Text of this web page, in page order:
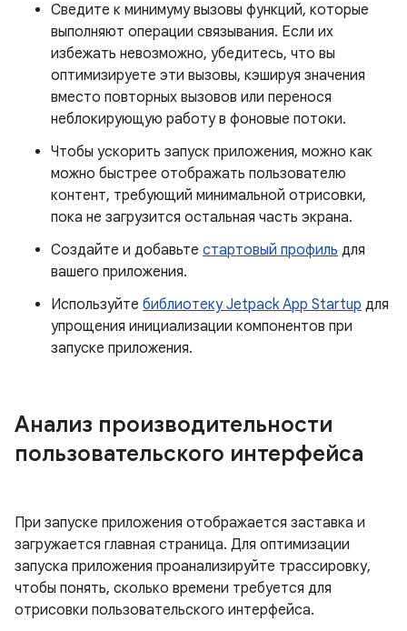
Сведите к минимуму вызовы функций, которые
выполняют операции связывания. Если их
избежать невозможно, убедитесь, что вы
оптимизируете эти вызовы, кэшируя значения
вместо повторных вызовов или перенося
неблокирующую работу в фоновые потоки.
Чтобы ускорить запуск приложения, можно как
можно быстрее отображать пользователю
контент, требующий минимальной отрисовки,
пока не загрузится остальная часть экрана.
Создайте и добавьте стартовый профиль для
вашего приложения.
Используйте библиотеку Jetpack App Startup для
упрощения инициализации компонентов при
запуске приложения.
Анализ производительности
пользовательского интерфейса
При запуске приложения отображается заставка и
загружается главная страница. Для оптимизации
запуска приложения проанализируйте трассировку,
чтобы понять, сколько времени требуется для
отрисовки пользовательского интерфейса.